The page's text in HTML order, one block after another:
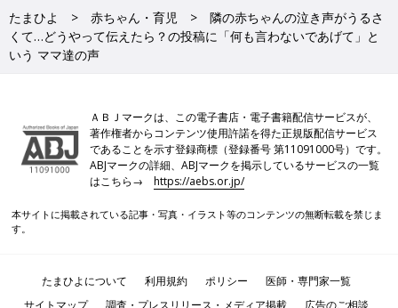
たまひよ 赤ちゃん・育児
隣の赤ちゃんの泣き声がうるさ
くて…どうやって伝えたら？の投稿に「何も言わないであげて」と
いう ママ達の声
ＡＢＪマークは、この電子書店・電子書籍配信サービスが、
著作権者からコンテンツ使用許諾を得た正規版配信サービス
であることを示す登録商標（登録番号 第11091000号）です。
ABJマークの詳細、ABJマークを掲示しているサービスの一覧
はこちら→https://aebs.or.jp/
本サイトに掲載されている記事・写真・イラスト等のコンテンツの無断転載を禁じま
す。
たまひよについて 利用規約 ポリシー
医師・専門家一覧